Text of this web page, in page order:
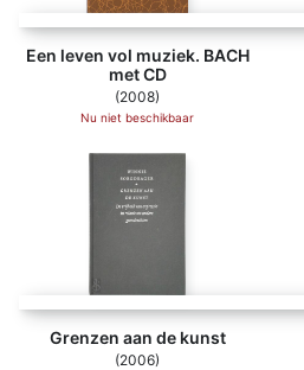
Een leven vol muziek. BACH
met CD
(2008)
Nu niet beschikbaar
Grenzen aan de kunst
(2006)